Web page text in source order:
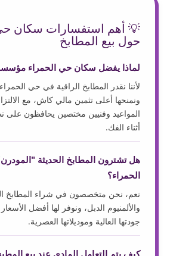
💡 أهم استفسارات سكان
حول بيع المطابخ
لماذا يفضل سكان حي الحمراء
ونمنحها أعلى تثمين مالي كاش، مع
المواعيد وفنيين مختصين يحافظون على
أثناء الفك.
هل تشترون المطابخ الحديثة
الحمراء؟
نعم، نحن متخصصون في شراء المطابخ
والألمنيوم الدبل، ونوفر لها أفضل
جودتها العالية وموديلاتها العصرية.